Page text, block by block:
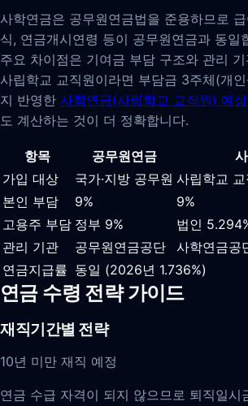
사학연금은 공무원연금법을 준용하므로
식, 연금개시연령 등이 공무원연금과 동일
주요 차이점은 기여금 부담 구조와 관리
사립학교 교직원이라면 부담금 3주체(개인
지 반영한 사학연금(사립학교 교직원) 예
도 계산하는 것이 더 정확합니다.
항목 공무원연금
가입 대상
국가·지방 공무원 사립학교 교
본인 부담
9%
9%
고용주 부담 정부 9%
법인
관리 기관
공무원연금공단
사학연금공
연금지급률 동일 (2026년 1.736%)
연금 수령 전략 가이드
재직기간별 전략
10년 미만 재직 예정
연금 수급 자격이 되지 않으므로 퇴직일시